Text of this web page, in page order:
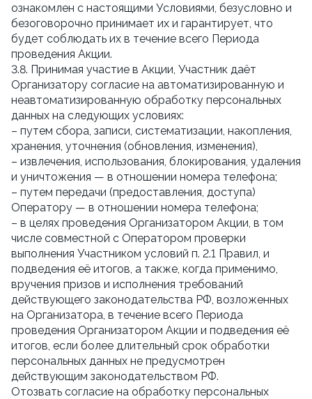
ознакомлен с настоящими Условиями, безусловно и
безоговорочно принимает их и гарантирует, что
будет соблюдать их в течение всего Периода
проведения Акции.
3.8. Принимая участие в Акции, Участник даёт
Организатору согласие на автоматизированную и
неавтоматизированную обработку персональных
данных на следующих условиях:
– путем сбора, записи, систематизации, накопления,
хранения, уточнения (обновления, изменения),
– извлечения, использования, блокирования, удаления
и уничтожения — в отношении номера телефона;
– путем передачи (предоставления, доступа)
Оператору — в отношении номера телефона;
– в целях проведения Организатором Акции, в том
числе совместной с Оператором проверки
выполнения Участником условий п. 2.1 Правил, и
подведения её итогов, а также, когда применимо,
вручения призов и исполнения требований
действующего законодательства РФ, возложенных
на Организатора, в течение всего Периода
проведения Организатором Акции и подведения её
итогов, если более длительный срок обработки
персональных данных не предусмотрен
действующим законодательством РФ.
Отозвать согласие на обработку персональных